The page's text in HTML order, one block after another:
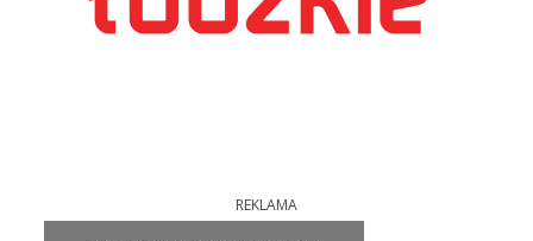
REKLAMA